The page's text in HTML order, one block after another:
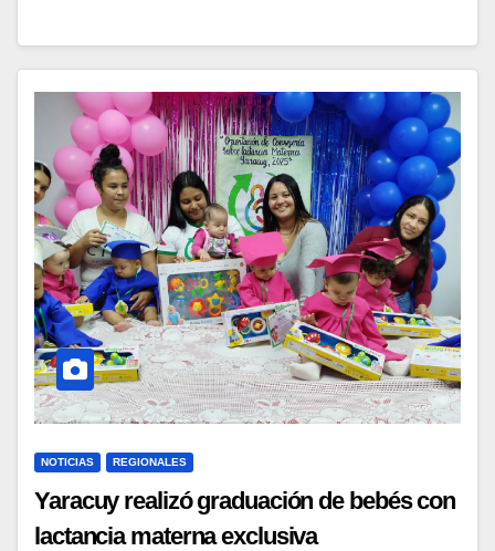
NOTICIAS REGIONALES
Yaracuy realizó graduación de bebés con
lactancia materna exclusiva